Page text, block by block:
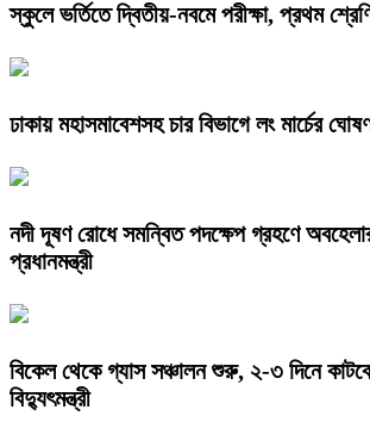
স্কুলে ভর্তিতে দ্বিতীয়-নবমে পরীক্ষা, প্রথম
ঢাকায় মহাসমাবেশসহ চার বিভাগে লং মার্চের
নদী দূষণ রোধে সমন্বিত পদক্ষেপ গ্রহণে
প্রধানমন্ত্রী
বিকেল থেকে গ্যাস সঞ্চালন শুরু, ২-৩ দিনে
বিদ্যুৎমন্ত্রী